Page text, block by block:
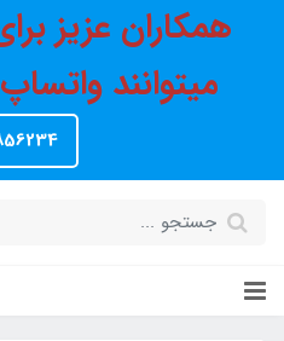
همکاران عزیز
میتوانند